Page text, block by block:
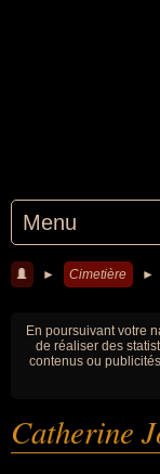
Menu
► Cimetière ►
En poursuivant votre
de réaliser des
contenus ou
Catherine